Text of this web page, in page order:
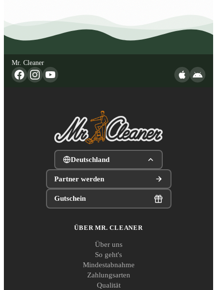
Mr. Cleaner
Deutschland
Partner werden
Gutschein
ÜBER MR. CLEANER
Über uns
So geht's
Mindestabnahme
Zahlungsarten
Qualität